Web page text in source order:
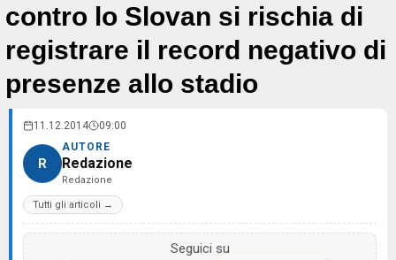
contro lo Slovan si rischia di
registrare il record negativo di
presenze allo stadio
11.12.2014 09:00
R
AUTORE
Redazione
Redazione
Tutti gli articoli →
Seguici su